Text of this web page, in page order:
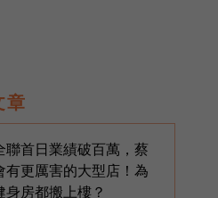
章
聯首日業績破百萬，蔡
有更厲害的大型店！為
房都搬上樓？